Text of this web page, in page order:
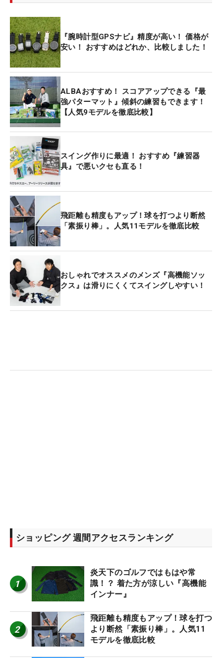
『腕時計型GPSナビ』精度が高い！ 価格が
安い！ おすすめはどれか、比較しました！
ALBAおすすめ！ スコアアップできる『最
強パターマット』傾斜の練習もできます！
【人気9モデルを徹底比較】
スイング作りに最適！ おすすめ『練習器
具』で悪いクセも直る！
飛距離も精度もアップ！球を打つより断然
「素振り棒」。人気11モデルを徹底比較
おしゃれでオススメのメンズ『高機能ソッ
クス』は滑りにくくてスイングしやすい！
ショッピング 週間アクセスランキング
1
炎天下のゴルフではもはや常
識！？ 着た方が涼しい『高機能
インナー』
2
飛距離も精度もアップ！球を打つ
より断然「素振り棒」。人気11
モデルを徹底比較